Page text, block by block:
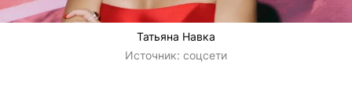
Татьяна Навка
Источник: соцсети